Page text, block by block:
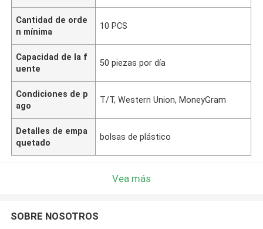
Cantidad de orde
n mínima
10 PCS
Capacidad de la f
uente
50 piezas por día
Condiciones de p
ago
T/T, Western Union, MoneyGram
Detalles de empa
quetado
bolsas de plástico
Vea más
SOBRE NOSOTROS